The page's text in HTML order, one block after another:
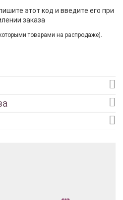
этот код и введите его при
заказа
товарами на распродаже).